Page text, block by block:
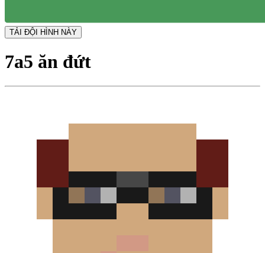
TẢI ĐỘI HÌNH NÀY
7a5 ăn đứt